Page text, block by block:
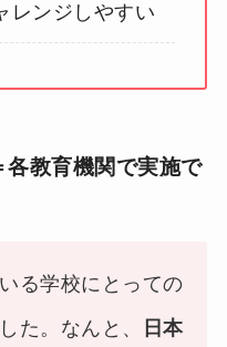
レンジしやすい
教育機関で実施で
る学校にとっての
た。なんと、
日本